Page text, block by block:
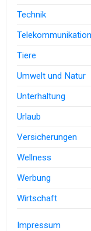
Technik
Telekommunikation
Tiere
Umwelt und Natur
Unterhaltung
Urlaub
Versicherungen
Wellness
Werbung
Wirtschaft
Impressum